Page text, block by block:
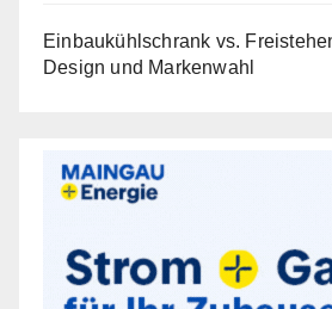
Einbaukühlschrank vs.
Design und Markenwahl